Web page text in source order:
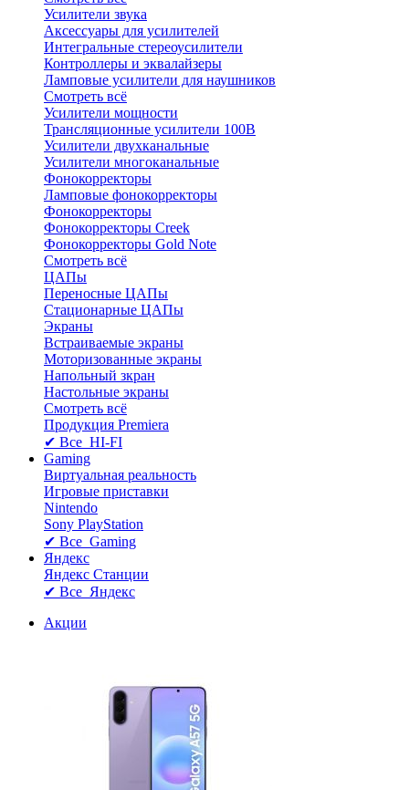
Усилители звука
Аксессуары для усилителей
Интегральные стереоусилители
Контроллеры и эквалайзеры
Ламповые усилители для наушников
Смотреть всё
Усилители мощности
Трансляционные усилители 100В
Усилители двухканальные
Усилители многоканальные
Фонокорректоры
Ламповые фонокорректоры
Фонокорректоры
Фонокорректоры Creek
Фонокорректоры Gold Note
Смотреть всё
ЦАПы
Переносные ЦАПы
Стационарные ЦАПы
Экраны
Встраиваемые экраны
Моторизованные экраны
Напольный зкран
Настольные экраны
Смотреть всё
Продукция Premiera
✔ Все HI-FI
Gaming
Виртуальная реальность
Игровые приставки
Nintendo
Sony PlayStation
✔ Все Gaming
Яндекс
Яндекс Станции
✔ Все Яндекс
Акции